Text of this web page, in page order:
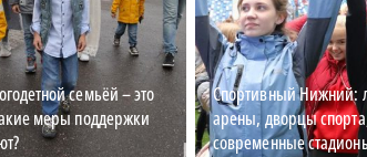
семьёй – это
меры поддержки
Спортивный Нижний:
арены, дворцы
современные